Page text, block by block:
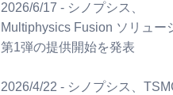
2026/6/17 - シノプシス、
Multiphysics Fusion ソリュー
第1弾の提供開始を発表
2026/4/22 - シノプシス、